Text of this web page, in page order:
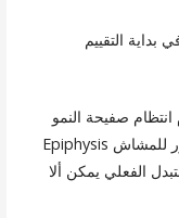
بداية التقييم
صفيحة النمو
Physis مع تخلخل (نقص كثافة ) الجزء المجاور للمشاش Epiphysis
الفعلي يمكن ألا